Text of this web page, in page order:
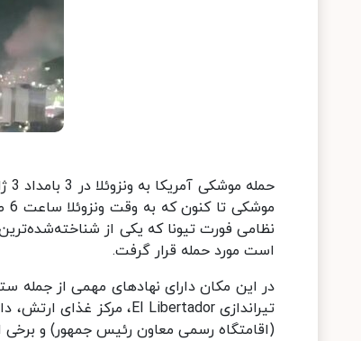
نظامی فورت تیونا که یکی از
است مورد حمله قرار گرفت.
(اقامتگاه رسمی معاون رئیس جمهور) و برخی